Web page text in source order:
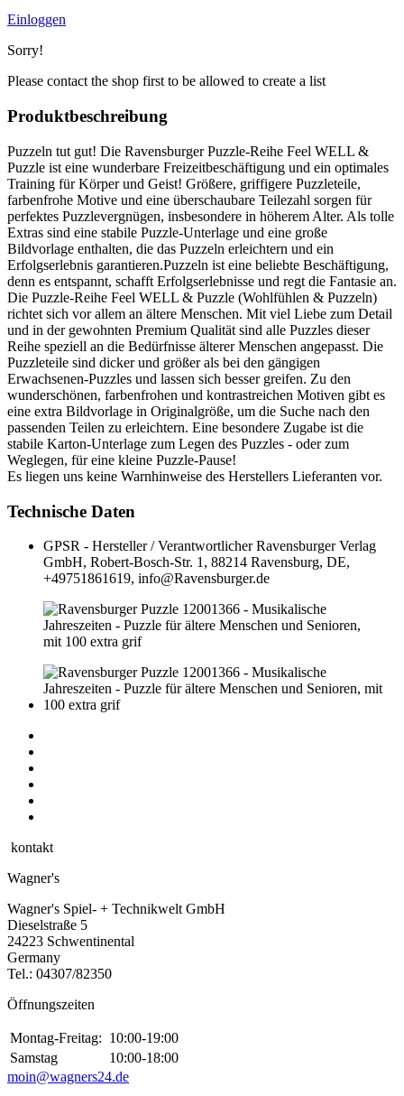
Einloggen
Sorry!
Please contact the shop first to be allowed to create a list
Produktbeschreibung
Puzzeln tut gut! Die Ravensburger Puzzle-Reihe Feel WELL &
Puzzle ist eine wunderbare Freizeitbeschäftigung und ein optimales
Training für Körper und Geist! Größere, griffigere Puzzleteile,
farbenfrohe Motive und eine überschaubare Teilezahl sorgen für
perfektes Puzzlevergnügen, insbesondere in höherem Alter. Als tolle
Extras sind eine stabile Puzzle-Unterlage und eine große
Bildvorlage enthalten, die das Puzzeln erleichtern und ein
Erfolgserlebnis garantieren.Puzzeln ist eine beliebte Beschäftigung,
denn es entspannt, schafft Erfolgserlebnisse und regt die Fantasie an.
Die Puzzle-Reihe Feel WELL & Puzzle (Wohlfühlen & Puzzeln)
richtet sich vor allem an ältere Menschen. Mit viel Liebe zum Detail
und in der gewohnten Premium Qualität sind alle Puzzles dieser
Reihe speziell an die Bedürfnisse älterer Menschen angepasst. Die
Puzzleteile sind dicker und größer als bei den gängigen
Erwachsenen-Puzzles und lassen sich besser greifen. Zu den
wunderschönen, farbenfrohen und kontrastreichen Motiven gibt es
eine extra Bildvorlage in Originalgröße, um die Suche nach den
passenden Teilen zu erleichtern. Eine besondere Zugabe ist die
stabile Karton-Unterlage zum Legen des Puzzles - oder zum
Weglegen, für eine kleine Puzzle-Pause!
Es liegen uns keine Warnhinweise des Herstellers Lieferanten vor.
Technische Daten
GPSR - Hersteller / Verantwortlicher Ravensburger Verlag
GmbH, Robert-Bosch-Str. 1, 88214 Ravensburg, DE,
+49751861619, info@Ravensburger.de
kontakt
Wagner's
Wagner's Spiel- + Technikwelt GmbH
Dieselstraße 5
24223 Schwentinental
Germany
Tel.: 04307/82350
Öffnungszeiten
Montag-Freitag: 10:00-19:00
Samstag
10:00-18:00
moin@wagners24.de